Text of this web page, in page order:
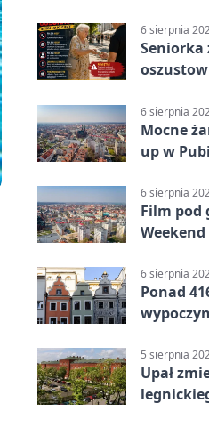
6 sierpnia
Seniorka
6 sierpnia
Mocne
up w
6 sierpnia
Film pod
6 sierpnia
Ponad
5 sierpnia
Upał